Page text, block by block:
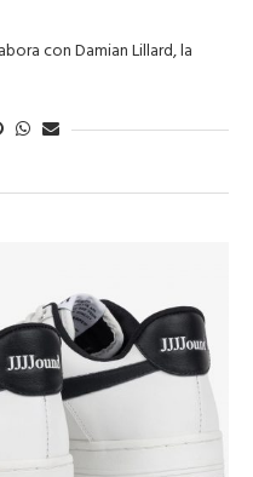
con Damian Lillard, la